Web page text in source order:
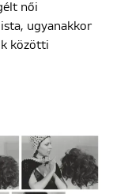
női
ugyanakkor
közötti